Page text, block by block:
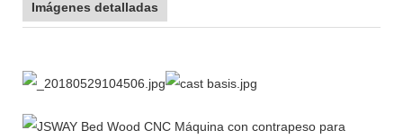
Imágenes detalladas